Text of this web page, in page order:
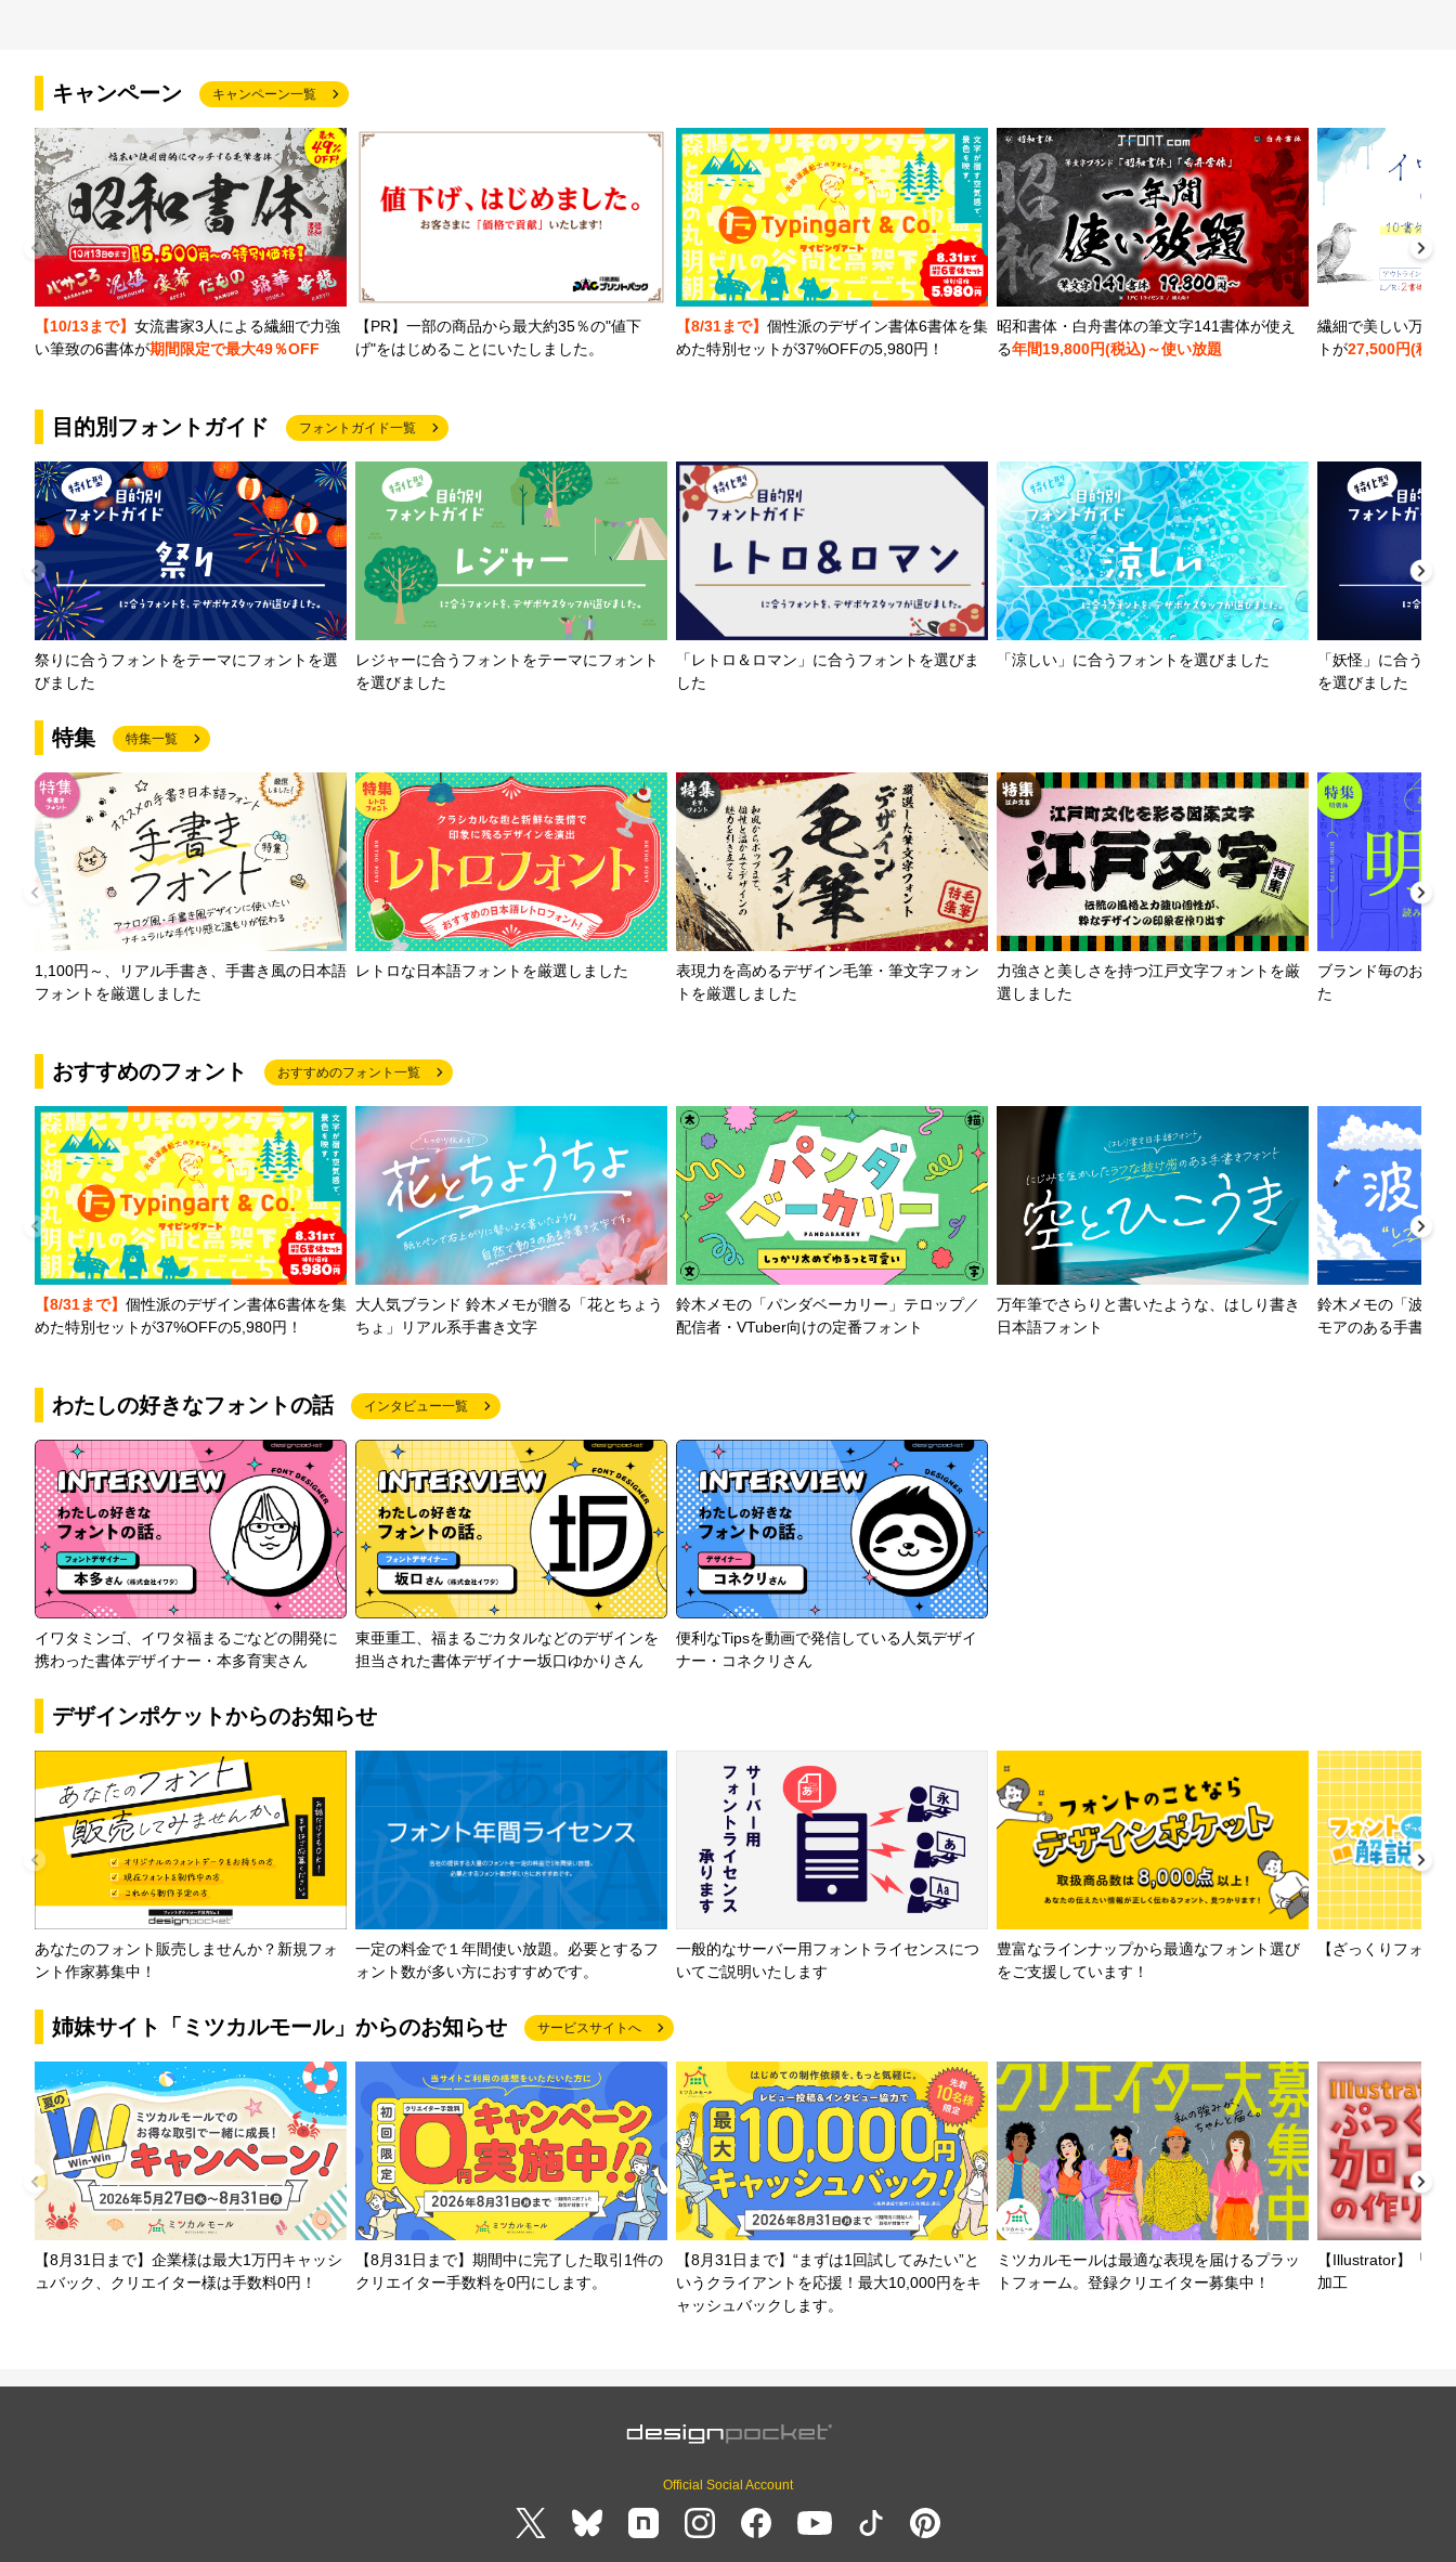
キャンペーン キャンペーン一覧
【10/13まで】 女流書家3人による繊細で力強
い筆致の6書体が期間限定で最大49％OFF
【PR】一部の商品から最大約35％の"値下
げ"をはじめることにいたしました。
【8/31まで】 個性派のデザイン書体6書体を集
めた特別セットが37%OFFの5,980円！
昭和書体・白舟書体の筆文字141書体が使え
る年間19,800円(税込)～使い放題
繊細で美しい万年
トが27,500円(税込)
目的別フォントガイド フォントガイド一覧
祭りに合うフォントをテーマにフォントを選
びました
レジャーに合うフォントをテーマにフォント
を選びました
「レトロ＆ロマン」に合うフォントを選びま
した
「涼しい」に合うフォントを選びました
「妖怪」に合うフ
を選びました
特集 特集一覧
1,100円～、リアル手書き、手書き風の日本語
フォントを厳選しました
レトロな日本語フォントを厳選しました
表現力を高めるデザイン毛筆・筆文字フォン
トを厳選しました
力強さと美しさを持つ江戸文字フォントを厳
選しました
ブランド毎のおす
た
おすすめのフォント おすすめのフォント一覧
【8/31まで】 個性派のデザイン書体6書体を集
めた特別セットが37%OFFの5,980円！
大人気ブランド 鈴木メモが贈る「花とちょう
ちょ」リアル系手書き文字
鈴木メモの「パンダベーカリー」テロップ／
配信者・VTuber向けの定番フォント
万年筆でさらりと書いたような、はしり書き
日本語フォント
鈴木メモの「波と
モアのある手書き
わたしの好きなフォントの話 インタビュー一覧
イワタミンゴ、イワタ福まるごなどの開発に
携わった書体デザイナー・本多育実さん
東亜重工、福まるごカタルなどのデザインを
担当された書体デザイナー坂口ゆかりさん
便利なTipsを動画で発信している人気デザイ
ナー・コネクリさん
デザインポケットからのお知らせ
あなたのフォント販売しませんか？新規フォ
ント作家募集中！
一定の料金で１年間使い放題。必要とするフ
ォント数が多い方におすすめです。
一般的なサーバー用フォントライセンスにつ
いてご説明いたします
豊富なラインナップから最適なフォント選び
をご支援しています！
【ざっくりフォン
姉妹サイト「ミツカルモール」からのお知らせ サービスサイトへ
【8月31日まで】企業様は最大1万円キャッシ
ュバック、クリエイター様は手数料0円！
【8月31日まで】期間中に完了した取引1件の
クリエイター手数料を0円にします。
【8月31日まで】“まずは1回試してみたい”と
いうクライアントを応援！最大10,000円をキ
ャッシュバックします。
ミツカルモールは最適な表現を届けるプラッ
トフォーム。登録クリエイター募集中！
【Illustrator】「3D
加工
Official Social Account